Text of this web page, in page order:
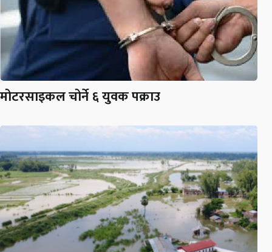
मोटरसाइकल चोर्ने ६ युवक पक्राउ